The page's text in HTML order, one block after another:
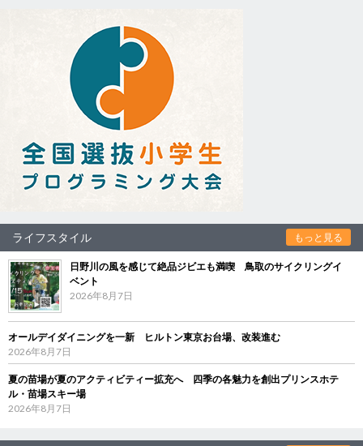
ライフスタイル もっと見る
日野川の風を感じて絶品ジビエも満喫 鳥取のサイクリングイ
ベント
2026年8月7日
オールデイダイニングを一新 ヒルトン東京お台場、改装進む
2026年8月7日
夏の苗場が夏のアクティビティー拡充へ 四季の各魅力を創出プリンスホテ
ル・苗場スキー場
2026年8月7日